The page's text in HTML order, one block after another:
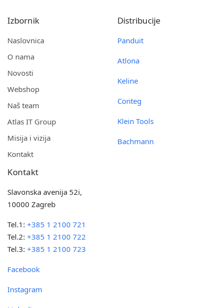
Izbornik
Naslovnica
O nama
Novosti
Webshop
Naš team
Atlas IT Group
Misija i vizija
Kontakt
Distribucije
Panduit
Atlona
Keline
Conteg
Klein Tools
Bachmann
Kontakt
Slavonska avenija 52i,
10000 Zagreb
Tel.1:+385 1 2100 721
Tel.2:+385 1 2100 722
Tel.3:+385 1 2100 723
Facebook
Instagram